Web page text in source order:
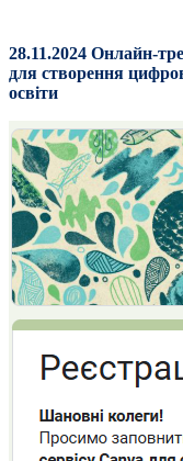
28.11.2024 Онлайн-
для створення
освіти